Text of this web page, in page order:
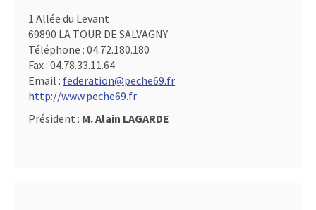
1 Allée du Levant
69890 LA TOUR DE SALVAGNY
Téléphone : 04.72.180.180
Fax : 04.78.33.11.64
Email : federation@peche69.fr
http://www.peche69.fr
Président : M. Alain LAGARDE